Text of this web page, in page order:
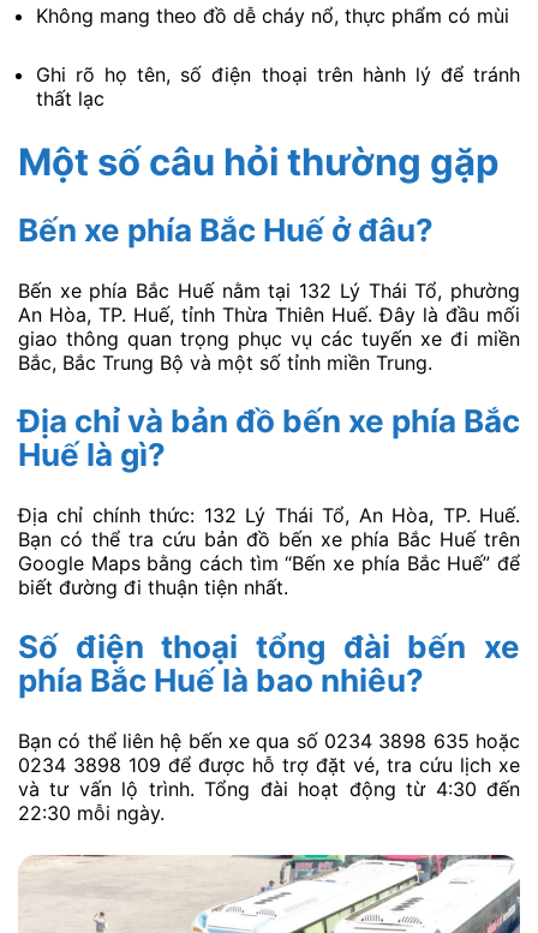
Không mang theo đồ dễ cháy nổ, thực phẩm có mùi
Ghi rõ họ tên, số điện thoại trên hành lý để tránh
thất lạc
Một số câu hỏi thường gặp
Bến xe phía Bắc Huế ở đâu?
Bến xe phía Bắc Huế nằm tại 132 Lý Thái Tổ, phường
An Hòa, TP. Huế, tỉnh Thừa Thiên Huế. Đây là đầu mối
giao thông quan trọng phục vụ các tuyến xe đi miền
Bắc, Bắc Trung Bộ và một số tỉnh miền Trung.
Địa chỉ và bản đồ bến xe phía Bắc
Huế là gì?
Địa chỉ chính thức: 132 Lý Thái Tổ, An Hòa, TP. Huế.
Bạn có thể tra cứu bản đồ bến xe phía Bắc Huế trên
Google Maps bằng cách tìm “Bến xe phía Bắc Huế” để
biết đường đi thuận tiện nhất.
Số điện thoại tổng đài bến xe
phía Bắc Huế là bao nhiêu?
Bạn có thể liên hệ bến xe qua số 0234 3898 635 hoặc
0234 3898 109 để được hỗ trợ đặt vé, tra cứu lịch xe
và tư vấn lộ trình. Tổng đài hoạt động từ 4:30 đến
22:30 mỗi ngày.